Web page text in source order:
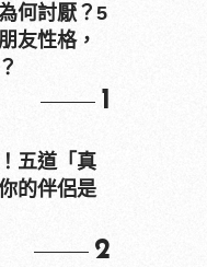
何討厭？5
友性格，
1
五道「真
的伴侶是
2